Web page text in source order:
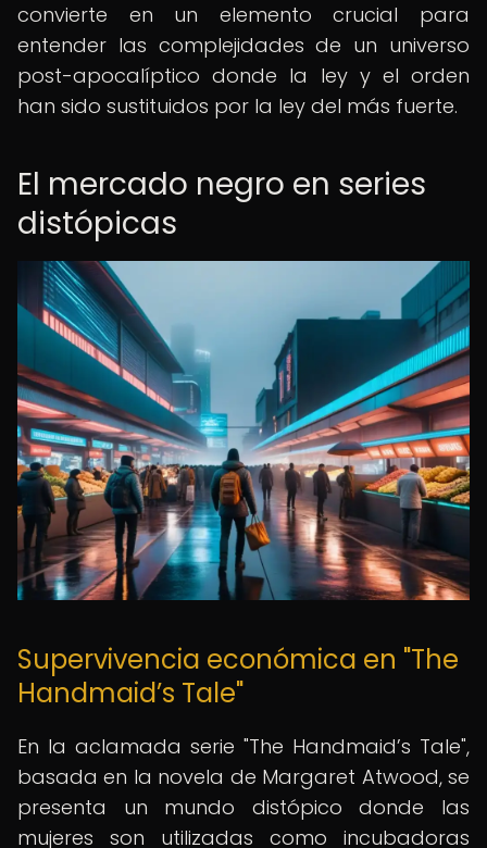
convierte en un elemento crucial para
entender las complejidades de un universo
post-apocalíptico donde la ley y el orden
han sido sustituidos por la ley del más fuerte.
El mercado negro en series
distópicas
Supervivencia económica en "The
Handmaid’s Tale"
En la aclamada serie "The Handmaid’s Tale",
basada en la novela de Margaret Atwood, se
presenta un mundo distópico donde las
mujeres son utilizadas como incubadoras